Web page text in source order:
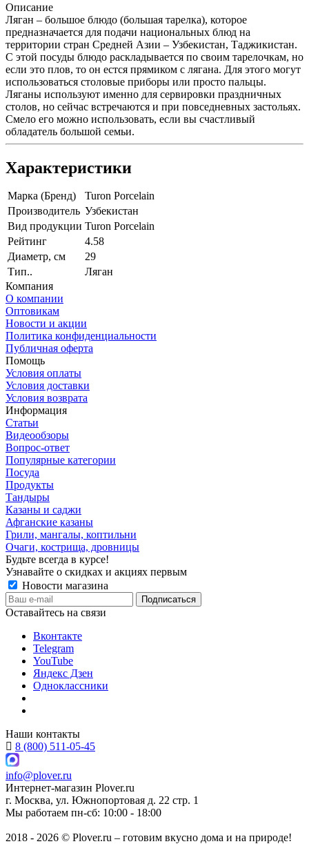
Описание
Ляган – большое блюдо (большая тарелка), которое
предназначается для подачи национальных блюд на
территории стран Средней Азии – Узбекистан, Таджикистан.
С этой посуды блюдо раскладывается по своим тарелочкам, но
если это плов, то он естся прямиком с лягана. Для этого могут
использоваться столовые приборы или просто пальцы.
Ляганы используют именно для сервировки праздничных
столов, но сейчас встречаются и при повседневных застольях.
Смело его можно использовать, если вы счастливый
обладатель большой семьи.
Характеристики
Марка (Бренд)
Turon Porcelain
Производитель Узбекистан
Вид продукции Turon Porcelain
Рейтинг
4.58
Диаметр, см
29
Тип..
Ляган
Компания
О компании
Оптовикам
Новости и акции
Политика конфиденциальности
Публичная оферта
Помощь
Условия оплаты
Условия доставки
Условия возврата
Информация
Статьи
Видеообзоры
Вопрос-ответ
Популярные категории
Посуда
Продукты
Тандыры
Казаны и саджи
Афганские казаны
Грили, мангалы, коптильни
Очаги, кострища, дровницы
Будьте всегда в курсе!
Узнавайте о скидках и акциях первым
Новости магазина
Оставайтесь на связи
Вконтакте
Telegram
YouTube
Яндекс Дзен
Одноклассники
Наши контакты
8 (800) 511-05-45
info@plover.ru
Интернет-магазин Plover.ru
г. Москва, ул. Южнопортовая д. 22 стр. 1
Мы работаем пн-сб: 10:00 - 18:00
2018 - 2026 © Plover.ru – готовим вкусно дома и на природе!